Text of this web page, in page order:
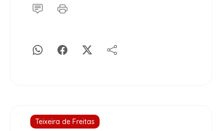
Teixeira de Freitas